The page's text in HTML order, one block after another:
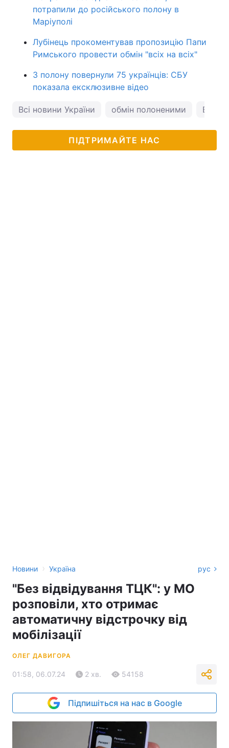
потрапили до російського полону в
Маріуполі
Лубінець прокоментував пропозицію Папи
Римського провести обмін "всіх на всіх"
З полону повернули 75 українців: СБУ
показала ексклюзивне відео
Всі новини України обмін полоненими
ПІДТРИМАЙТЕ НАС
Новини › Україна рус
"Без відвідування ТЦК": у МО
розповіли, хто отримає
автоматичну відстрочку від
мобілізації
ОЛЕГ ДАВИГОРА
01:58, 06.07.24 2 хв. 54158
Підпишіться на нас в Google